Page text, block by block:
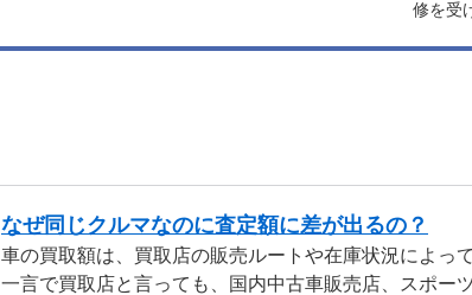
修を受
なぜ同じクルマなのに査定額に差が出るの？
車の買取額は、買取店の販売ルートや在庫状況によっ
一言で買取店と言っても、国内中古車販売店、スポー